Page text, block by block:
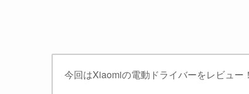
今回はXiaomiの電動ドライバーをレビュー！